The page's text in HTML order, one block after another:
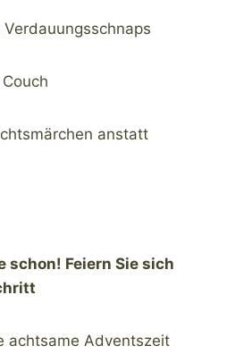
anstatt
schon! Feiern Sie sich
achtsame Adventszeit